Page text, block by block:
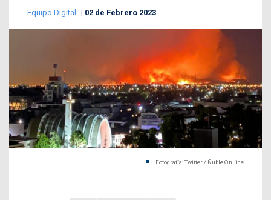
Equipo Digital 02 de Febrero 2023
Fotografía: Twitter / Ñuble OnLine